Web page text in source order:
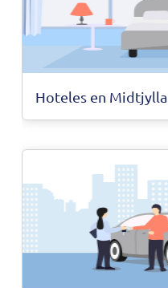
Hoteles en